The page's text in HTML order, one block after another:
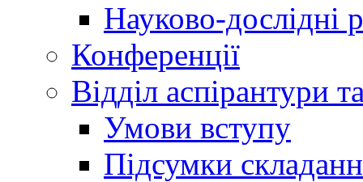
Науково-дослідні
Конференції
Відділ аспірантури
Умови вступу
Підсумки